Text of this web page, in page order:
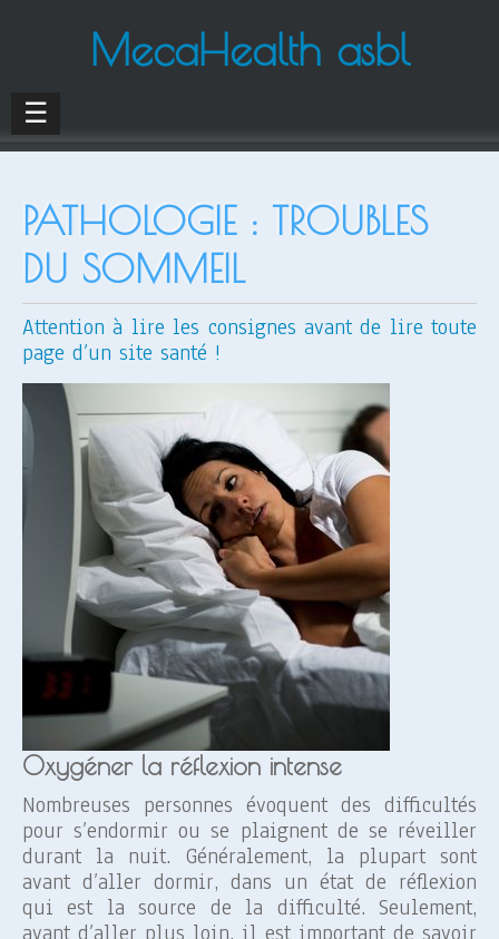
MecaHealth asbl
☰
PATHOLOGIE : TROUBLES
DU SOMMEIL
Attention à lire les consignes avant de lire toute
page d’un site santé !
Oxygéner la réflexion intense
Nombreuses personnes évoquent des difficultés
pour s’endormir ou se plaignent de se réveiller
durant la nuit. Généralement, la plupart sont
avant d’aller dormir, dans un état de réflexion
qui est la source de la difficulté. Seulement,